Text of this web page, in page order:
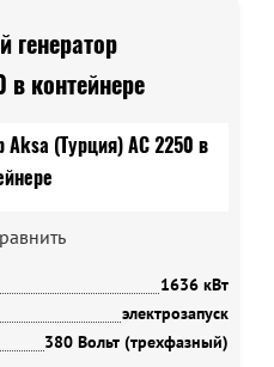
генератор
в контейнере
1636 кВт
электрозапуск
380 Вольт (трехфазный)